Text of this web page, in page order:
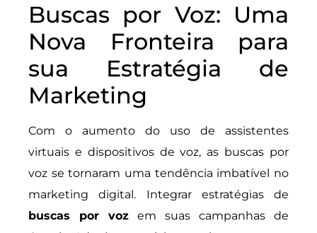
Buscas por Voz: Uma
Nova Fronteira para
sua Estratégia de
Marketing
Com o aumento do uso de assistentes
virtuais e dispositivos de voz, as buscas por
voz se tornaram uma tendência imbatível no
marketing digital. Integrar estratégias de
buscas por voz em suas campanhas de